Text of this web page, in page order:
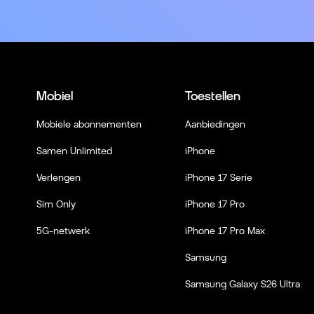
Mobiel
Mobiele abonnementen
Samen Unlimited
Verlengen
Sim Only
5G-netwerk
Toestellen
Aanbiedingen
iPhone
iPhone 17 Serie
iPhone 17 Pro
iPhone 17 Pro Max
Samsung
Samsung Galaxy S26 Ultra